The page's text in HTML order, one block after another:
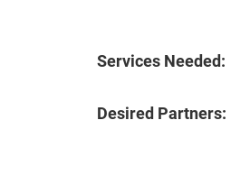
Services Needed:
Desired Partners: